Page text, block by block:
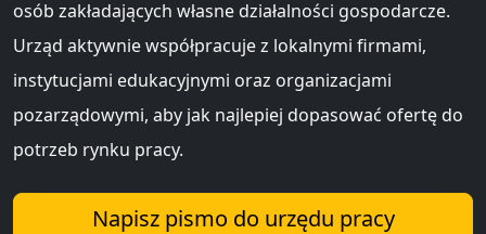
osób zakładających własne działalności gospodarcze.
Urząd aktywnie współpracuje z lokalnymi firmami,
instytucjami edukacyjnymi oraz organizacjami
pozarządowymi, aby jak najlepiej dopasować ofertę do
potrzeb rynku pracy.
Napisz pismo do urzędu pracy